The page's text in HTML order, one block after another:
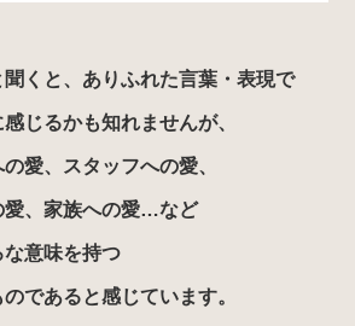
聞くと、ありふれた言葉・表現で
じるかも知れませんが、
愛、スタッフへの愛、
愛、家族への愛…など
な意味を持つ
であると感じています。